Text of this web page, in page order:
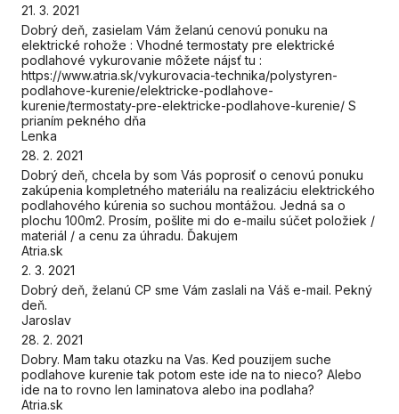
21. 3. 2021
Dobrý deň, zasielam Vám želanú cenovú ponuku na
elektrické rohože : Vhodné termostaty pre elektrické
podlahové vykurovanie môžete nájsť tu :
https://www.atria.sk/vykurovacia-technika/polystyren-
podlahove-kurenie/elektricke-podlahove-
kurenie/termostaty-pre-elektricke-podlahove-kurenie/ S
prianím pekného dňa
Lenka
28. 2. 2021
Dobrý deň, chcela by som Vás poprosiť o cenovú ponuku
zakúpenia kompletného materiálu na realizáciu elektrického
podlahového kúrenia so suchou montážou. Jedná sa o
plochu 100m2. Prosím, pošlite mi do e-mailu súčet položiek /
materiál / a cenu za úhradu. Ďakujem
Atria.sk
2. 3. 2021
Dobrý deň, želanú CP sme Vám zaslali na Váš e-mail. Pekný
deň.
Jaroslav
28. 2. 2021
Dobry. Mam taku otazku na Vas. Ked pouzijem suche
podlahove kurenie tak potom este ide na to nieco? Alebo
ide na to rovno len laminatova alebo ina podlaha?
Atria.sk